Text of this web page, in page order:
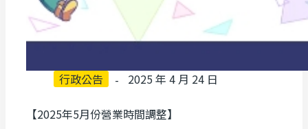
行政公告 2025 年 4 月 24 日
【2025年5月份營業時間調整】